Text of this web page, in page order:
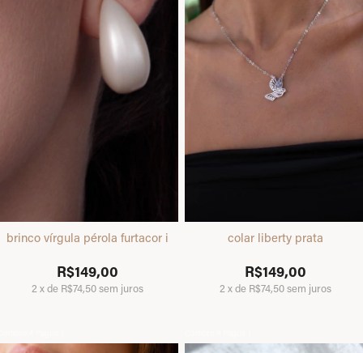
brinco vírgula pérola furtacor i
R$149,00
2xde R$74,50sem juros
colar liberty prata
R$149,00
2xde R$74,50sem juros